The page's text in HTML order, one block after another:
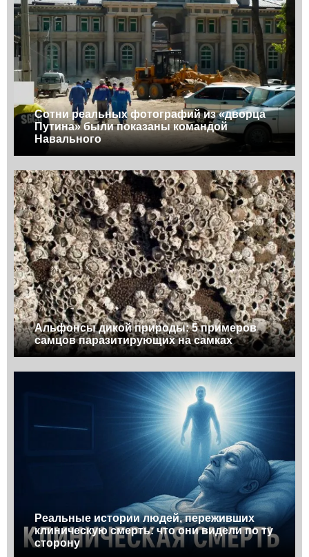
Сотни реальных фотографий из «дворца
Путина» были показаны командой
Навального
Альфонсы дикой природы: 5 примеров
самцов паразитирующих на самках
Реальные истории людей, переживших
клиническую смерть: что они видели по ту
сторону